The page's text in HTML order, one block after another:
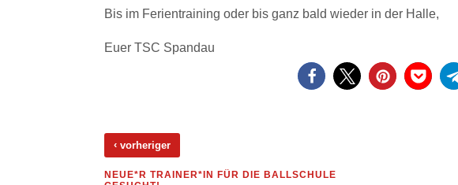
Bis im Ferientraining oder bis ganz bald wieder in der Halle,
Euer TSC Spandau
‹ vorheriger
NEUE*R TRAINER*IN FÜR DIE BALLSCHULE